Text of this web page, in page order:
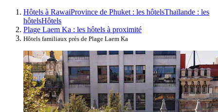
Hôtels à RawaiProvince de Phuket : les hôtelsThaïlande : les
hôtelsHôtels
Plage Laem Ka : les hôtels à proximité
Hôtels familiaux près de Plage Laem Ka